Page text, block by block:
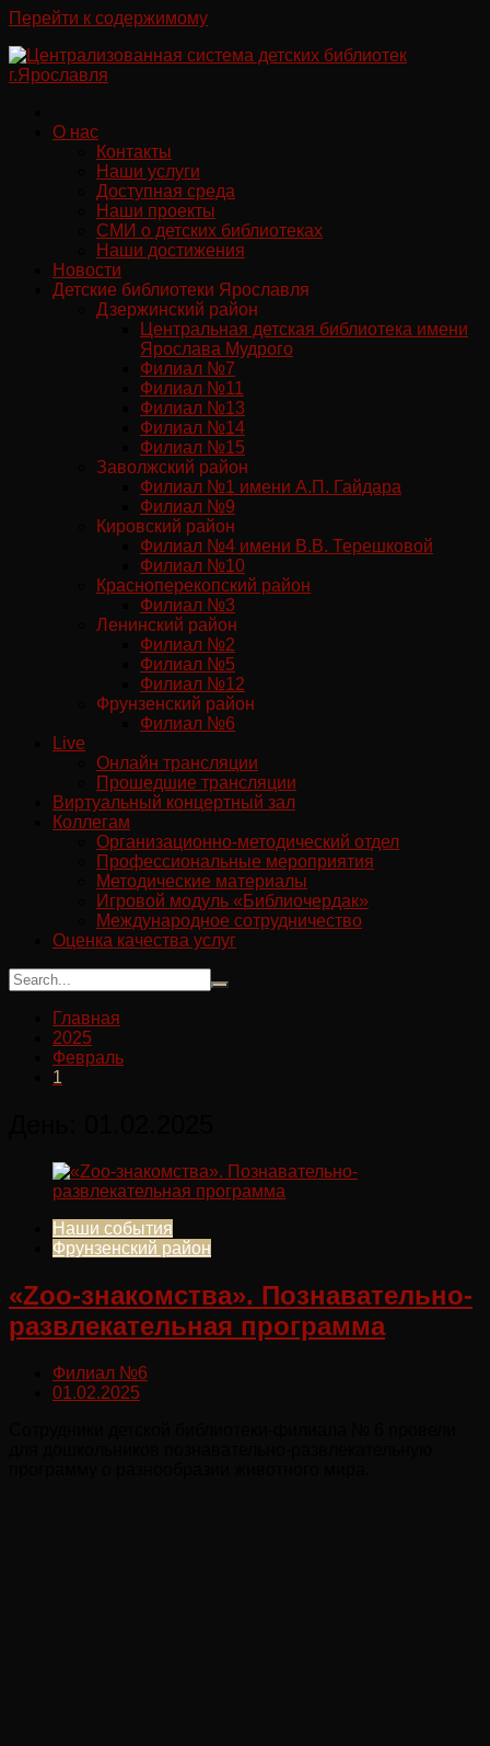
Перейти к содержимому
О нас
Контакты
Наши услуги
Доступная среда
Наши проекты
СМИ о детских библиотеках
Наши достижения
Новости
Детские библиотеки Ярославля
Дзержинский район
Центральная детская библиотека имени
Ярослава Мудрого
Филиал №7
Филиал №11
Филиал №13
Филиал №14
Филиал №15
Заволжский район
Филиал №1 имени А.П. Гайдара
Филиал №9
Кировский район
Филиал №4 имени В.В. Терешковой
Филиал №10
Красноперекопский район
Филиал №3
Ленинский район
Филиал №2
Филиал №5
Филиал №12
Фрунзенский район
Филиал №6
Live
Онлайн трансляции
Прошедшие трансляции
Виртуальный концертный зал
Коллегам
Организационно-методический отдел
Профессиональные мероприятия
Методические материалы
Игровой модуль «Библиочердак»
Международное сотрудничество
Оценка качества услуг
Главная
2025
Февраль
1
Наши события
Фрунзенский район
«Zoo-знакомства». Познавательно-
развлекательная программа
Филиал №6
01.02.2025